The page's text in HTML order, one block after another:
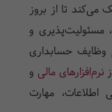
تا از بروز
مسئولیت‌پذیری و
وظایف حسابداری
نرم‌افزارهای مالی و
اطلاعات، مهارت